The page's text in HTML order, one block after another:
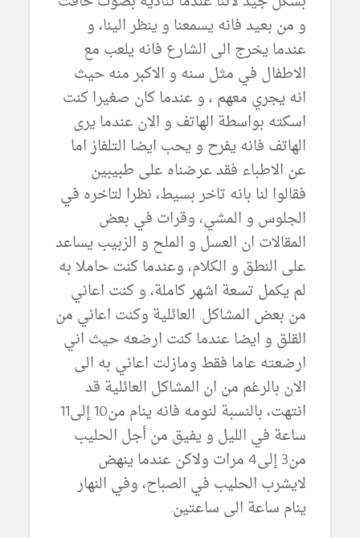
و من بعيد فانه يسمعنا و ينظر الينا، و
عندما يخرج الى الشارع فانه يلعب مع
الاطفال في مثل سنه و الاكبر منه حيث
انه يجري معهم ، و عندما كان صغيرا كنت
اسكته بواسطة الهاتف و الان عندما يرى
الهاتف فانه يفرح و يحب ايضا التلفاز اما
عن الاطباء فقد عرضناه على طبيبين
فقالوا لنا بانه تاخر بسيط، نظرا لتاخره في
الجلوس و المشي، وقرات في بعض
المقالات ان العسل و الملح و الزبيب يساعد
على النطق و الكلام، وعندما كنت حاملا به
لم يكمل تسعة اشهر كاملة، و كنت اعاني
من بعض المشاكل. العائلية وكنت اعاني من
القلق و ايضا عندما كنت ارضعه حيث اني
ارضعته عاما فقط ومازلت اعاني به الى
الان بالرغم من ان المشاكل العائلية قد
انتهت، بالنسبة لنومه فانه ينام من10 إلى11
ساعة في الليل و يفيق من أجل الحليب
من3 إلى4 مرات ولاكن عندما ينهض
لايشرب الحليب في الصباح، وفي النهار
ينام ساعة الى ساعتين.